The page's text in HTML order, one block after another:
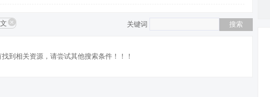
关键词
到相关资源，请尝试其他搜索条件！！！